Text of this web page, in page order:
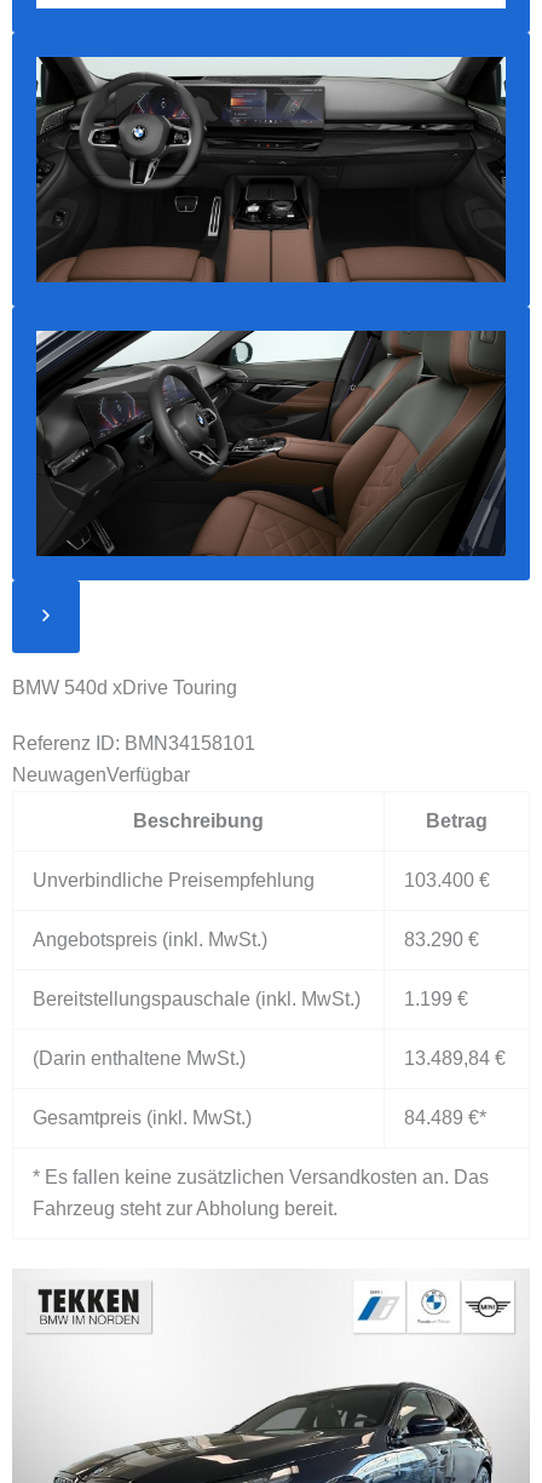
BMW 540d xDrive Touring
Referenz ID: BMN34158101
NeuwagenVerfügbar
Beschreibung Betrag
Unverbindliche Preisempfehlung 103.400 €
Angebotspreis (inkl. MwSt.) 83.290 €
Bereitstellungspauschale (inkl. MwSt.) 1.199 €
(Darin enthaltene MwSt.) 13.489,84 €
Gesamtpreis (inkl. MwSt.) 84.489 €*
* Es fallen keine zusätzlichen Versandkosten an. Das
Fahrzeug steht zur Abholung bereit.